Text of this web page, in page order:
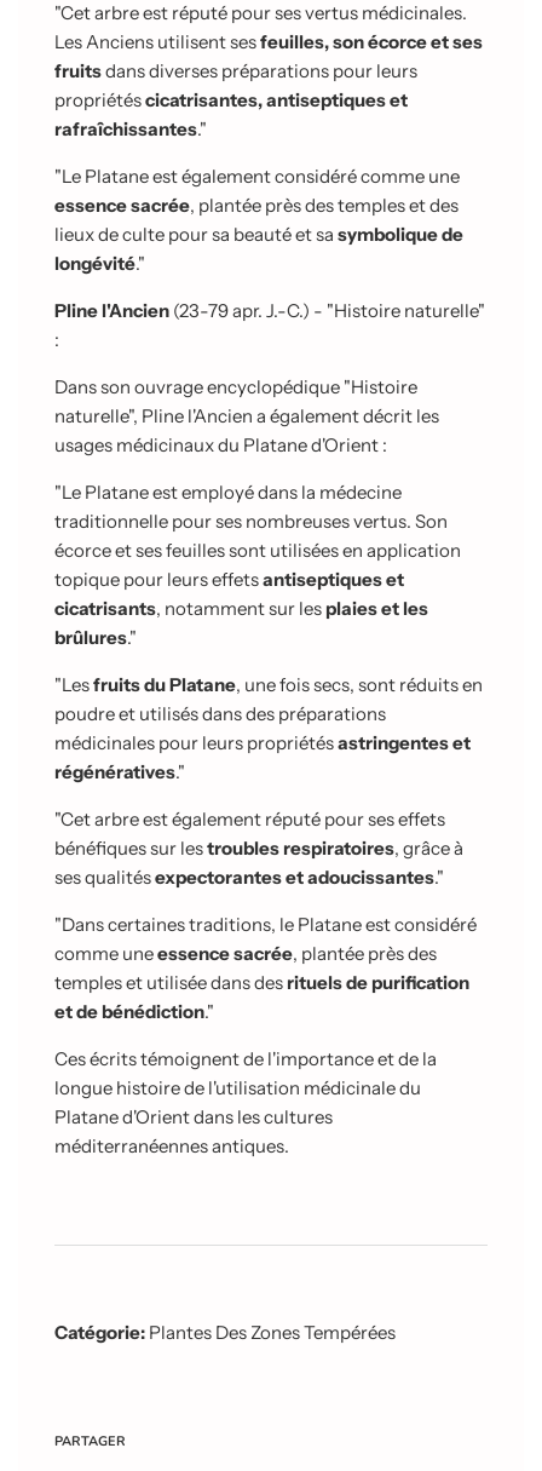
"Cet arbre est réputé pour ses vertus médicinales.
Les Anciens utilisent sesfeuilles, son écorce et ses
fruitsdans diverses préparations pour leurs
propriétéscicatrisantes, antiseptiques et
rafraîchissantes."
"Le Platane est également considéré comme une
essence sacrée, plantée près des temples et des
lieux de culte pour sa beauté et sa symbolique de
longévité."
Pline l'Ancien (23-79 apr. J.-C.) - "Histoire naturelle"
:
Dans son ouvrage encyclopédique "Histoire
naturelle", Pline l'Ancien a également décrit les
usages médicinaux du Platane d'Orient :
"Le Platane est employé dans la médecine
traditionnelle pour ses nombreuses vertus. Son
écorce et ses feuilles sont utilisées en application
topique pour leurs effetsantiseptiques et
cicatrisants, notamment sur les plaies et les
brûlures."
"Lesfruits du Platane, une fois secs, sont réduits en
poudre et utilisés dans des préparations
médicinales pour leurs propriétésastringentes et
régénératives."
"Cet arbre est également réputé pour ses effets
bénéfiques sur lestroubles respiratoires, grâce à
ses qualitésexpectorantes et adoucissantes."
"Dans certaines traditions, le Platane est considéré
comme uneessence sacrée, plantée près des
temples et utilisée dans des rituels de purification
et de bénédiction."
Ces écrits témoignent de l'importance et de la
longue histoire de l'utilisation médicinale du
Platane d'Orient dans les cultures
méditerranéennes antiques.
Catégorie: Plantes Des Zones Tempérées
PARTAGER